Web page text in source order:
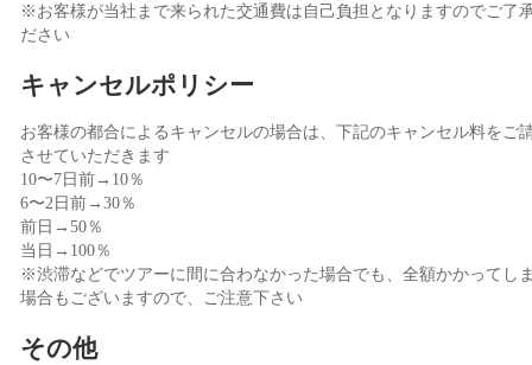
※お客様が当社まで来られた交通費は自己負担となりますのでご了
ださい
キャンセルポリシー
お客様の都合によるキャンセルの場合は、下記のキャンセル料をご
させていただきます
10〜7日前→10％
6〜2日前→30％
前日→50％
当日→100％
※渋滞などでツアーに間に合わなかった場合でも、全額かかってし
場合もございますので、ご注意下さい
その他